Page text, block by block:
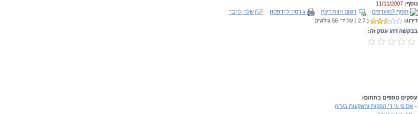
נוסף: 11/11/2007
הוסף למועדפים
רשום חוות דעת גירסה להדפסה
שלח לחבר
דירוג:
( 2.7 ) על ידי 58 גולשים
בבקשה דרג עסק זה:
עסקים נוספים בתחום:
» אס.פי.גי.די.הפקות והשקעות בע"מ